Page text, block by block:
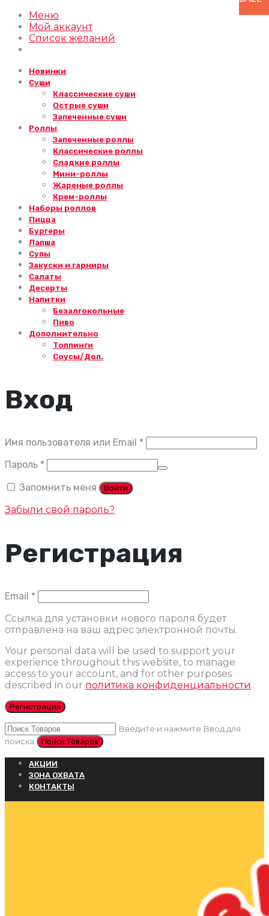
Меню
Мой аккаунт
Список желаний
Новинки
Суши
Классические суши
Острые суши
Запеченные суши
Роллы
Запеченные роллы
Классические роллы
Сладкие роллы
Мини-роллы
Жареные роллы
Крем-роллы
Наборы роллов
Пицца
Бургеры
Лапша
Супы
Закуски и гарниры
Салаты
Десерты
Напитки
Безалгокольные
Пиво
Дополнительно
Топпинги
Соусы/Доп.
Вход
Имя пользователя или Email *
Пароль *
Запомнить меня Войти
Забыли свой пароль?
Регистрация
Email *
Ссылка для установки нового пароля будет
отправлена ​​на ваш адрес электронной почты.
Your personal data will be used to support your
experience throughout this website, to manage
access to your account, and for other purposes
described in our политика конфиденциальности.
Регистрация
Введите и нажмите Ввод для
поиска
АКЦИИ
ЗОНА ОХВАТА
КОНТАКТЫ